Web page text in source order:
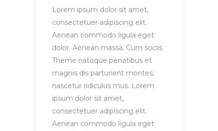
Lorem ipsum dolor sit amet,
consectetuer adipiscing elit.
Aenean commodo ligula eget
dolor. Aenean massa. Cum sociis
Theme natoque penatibus et
magnis dis parturient montes,
nascetur ridiculus mus. Lorem
ipsum dolor sit amet,
consectetuer adipiscing elit.
Aenean commodo ligula eget